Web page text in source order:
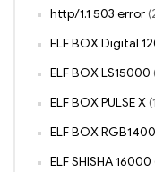
http/1.1 503 error
ELF BOX Digital
ELF BOX LS15000
ELF BOX PULSE X
ELF BOX
ELF SHISHA 16000